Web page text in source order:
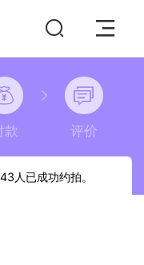
款 评价
人已成功约拍。